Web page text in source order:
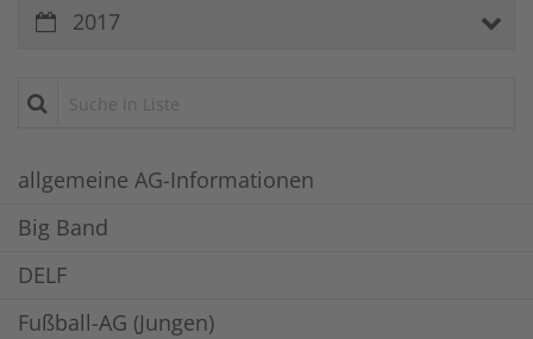
2017
Suche in Liste
allgemeine AG-Informationen
Big Band
DELF
Fußball-AG (Jungen)